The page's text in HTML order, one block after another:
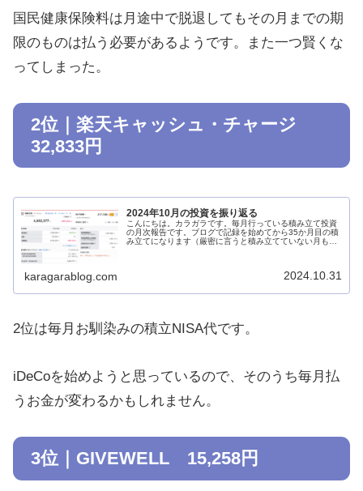
国民健康保険料は月途中で脱退してもその月までの期
限のものは払う必要があるようです。また一つ賢くな
ってしまった。
2位｜楽天キャッシュ・チャージ
32,833円
2024年10月の投資を振り返る
こんにちは。カラガラです。毎月行っている積み立て投資
の月次報告です。ブログで記録を始めてから35か月目の積
み立てになります（厳密に言うと積み立てていない月もあ
karagarablog.com 2024.10.31
2位は毎月お馴染みの積立NISA代です。
iDeCoを始めようと思っているので、そのうち毎月払
うお金が変わるかもしれません。
3位｜GIVEWELL 15,258円